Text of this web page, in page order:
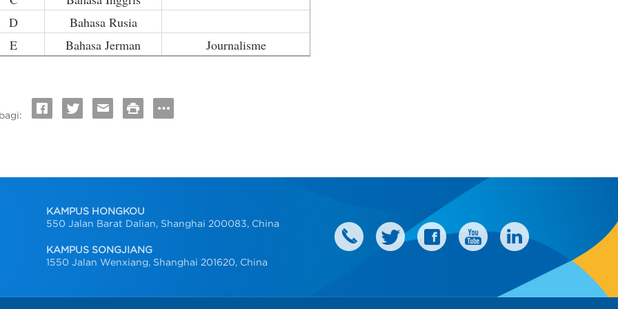
D
Bahasa Rusia
E
Bahasa Jerman Journalisme
KAMPUS HONGKOU
550 Jalan Barat Dalian, Shanghai 200083, China
KAMPUS SONGJIANG
1550 Jalan Wenxiang, Shanghai 201620, China